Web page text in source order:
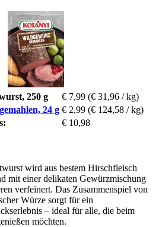
250 g € 7,99 (€ 31,96 / kg)
24 g € 2,99 (€ 124,58 / kg)
€ 10,98
wird aus bestem Hirschfleisch
mit einer delikaten Gewürzmischung
verfeinert. Das Zusammenspiel von
Würze sorgt für ein
– ideal für alle, die beim
möchten.